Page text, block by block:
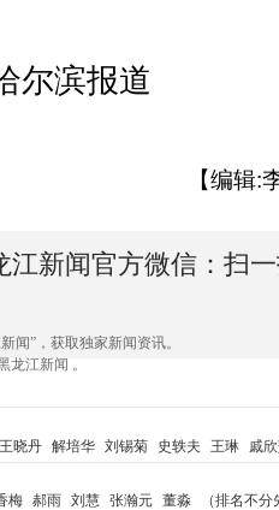
滨报道
【编辑:
江新闻官方微信：扫
闻”，获取独家新闻资讯。
龙江新闻 。
王晓丹 解培华 刘锡菊 史轶夫 王琳 戚
梅 郝雨 刘慧 张瀚元 董淼 （排名不